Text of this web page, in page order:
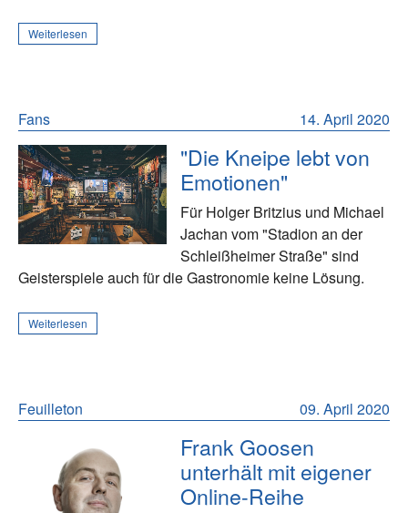
Weiterlesen
14. April 2020
Fans
"Die Kneipe lebt von
Emotionen"
Für Holger Britzius und Michael
Jachan vom "Stadion an der
Schleißheimer Straße" sind
Geisterspiele auch für die Gastronomie keine Lösung.
Weiterlesen
09. April 2020
Feuilleton
Frank Goosen
unterhält mit eigener
Online-Reihe